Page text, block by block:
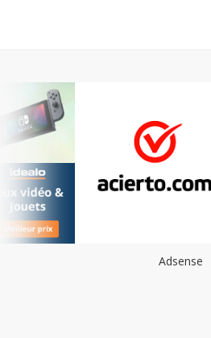
Adsense